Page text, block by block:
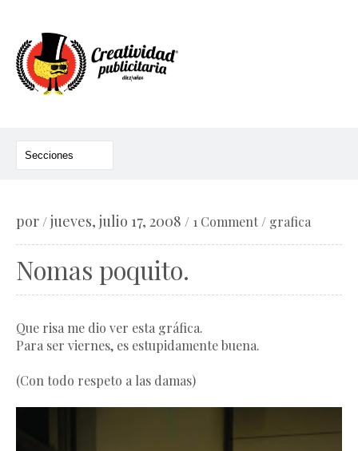
por /jueves, julio 17, 2008 / 1 Comment / grafica
Nomas poquito.
Que risa me dio ver esta gráfica.
Para ser viernes, es estupidamente buena.
(Con todo respeto a las damas)